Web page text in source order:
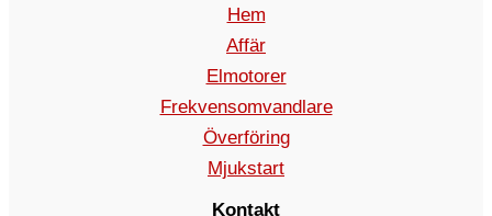
Hem
Affär
Elmotorer
Frekvensomvandlare
Överföring
Mjukstart
Kontakt